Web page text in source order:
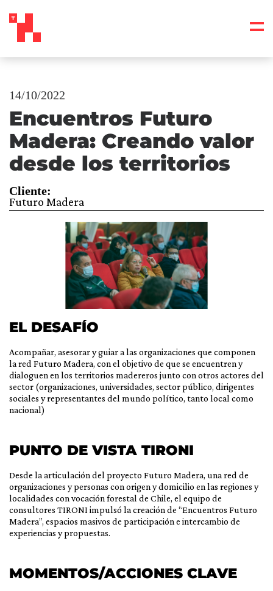
14/10/2022
Encuentros Futuro
Madera: Creando valor
desde los territorios
Cliente:
Futuro Madera
EL DESAFÍO
Acompañar, asesorar y guiar a las organizaciones que componen
la red Futuro Madera, con el objetivo de que se encuentren y
dialoguen en los territorios madereros junto con otros actores del
sector (organizaciones, universidades, sector público, dirigentes
sociales y representantes del mundo político, tanto local como
nacional)
PUNTO DE VISTA TIRONI
Desde la articulación del proyecto Futuro Madera, una red de
organizaciones y personas con origen y domicilio en las regiones y
localidades con vocación forestal de Chile, el equipo de
consultores TIRONI impulsó la creación de “Encuentros Futuro
Madera”, espacios masivos de participación e intercambio de
experiencias y propuestas.
MOMENTOS/ACCIONES CLAVE